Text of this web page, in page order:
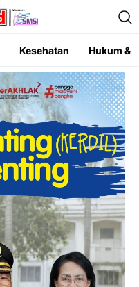
Kesehatan Hukum &